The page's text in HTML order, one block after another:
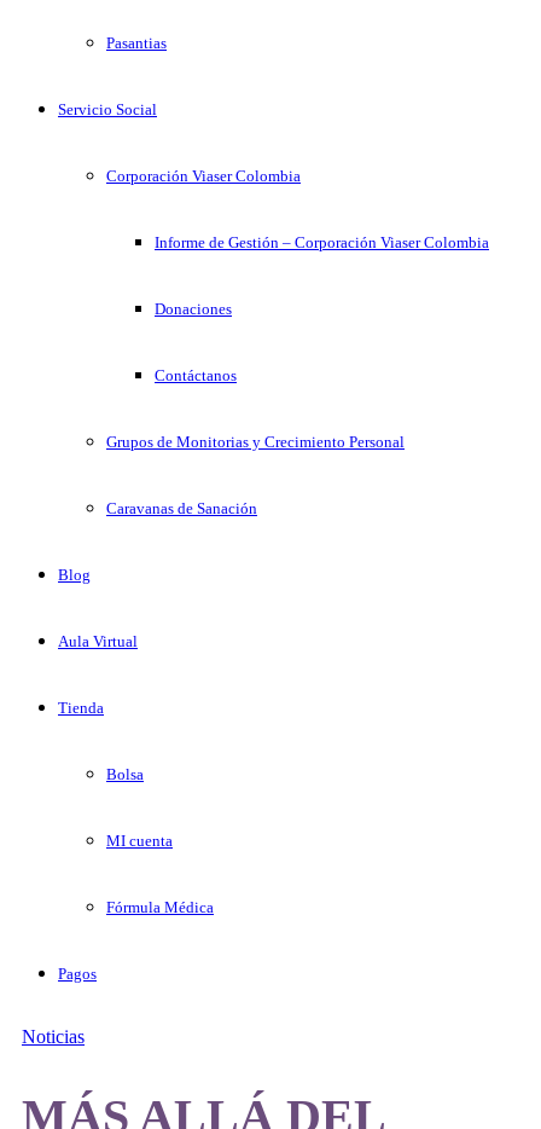
Pasantias
Servicio Social
Corporación Viaser Colombia
Informe de Gestión – Corporación Viaser Colombia
Donaciones
Contáctanos
Grupos de Monitorias y Crecimiento Personal
Caravanas de Sanación
Blog
Aula Virtual
Tienda
Bolsa
MI cuenta
Fórmula Médica
Pagos
Noticias
MÁS ALLÁ DEL